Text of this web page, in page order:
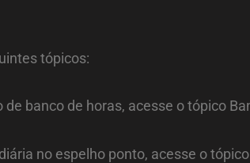
tópicos:
banco de horas, acesse o tópico
no espelho ponto, acesse o